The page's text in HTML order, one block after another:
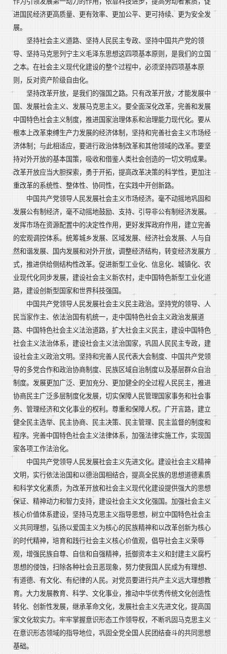
进国民经济更高质量、更有效率、更加公平、更可持续、更为安全发
展。
坚持社会主义道路、坚持人民民主专政、坚持中国共产党的领
导、坚持马克思列宁主义毛泽东思想这四项基本原则，是我们的立国
之本。在社会主义现代化建设的整个过程中，必须坚持四项基本原
则，反对资产阶级自由化。
坚持改革开放，是我们的强国之路。只有改革开放，才能发展中
国、发展社会主义、发展马克思主义。要全面深化改革，完善和发展
中国特色社会主义制度，推进国家治理体系和治理能力现代化。要从
根本上改革束缚生产力发展的经济体制，坚持和完善社会主义市场经
济体制；与此相适应，要进行政治体制改革和其他领域的改革。要坚
持对外开放的基本国策，吸收和借鉴人类社会创造的一切文明成果。
改革开放应当大胆探索，勇于开拓，提高改革决策的科学性，更加注
重改革的系统性、整体性、协同性，在实践中开创新路。
中国共产党领导人民发展社会主义市场经济。毫不动摇地巩固和
发展公有制经济，毫不动摇地鼓励、支持、引导非公有制经济发展。
发挥市场在资源配置中的决定性作用，更好发挥政府作用，建立完善
的宏观调控体系。统筹城乡发展、区域发展、经济社会发展、人与自
然和谐发展、国内发展和对外开放，调整经济结构，转变经济发展方
式，推进供给侧结构性改革。促进新型工业化、信息化、城镇化、农
业现代化同步发展，建设社会主义新农村，走中国特色新型工业化道
路，建设创新型国家和世界科技强国。
中国共产党领导人民发展社会主义民主政治。坚持党的领导、人
民当家作主、依法治国有机统一，走中国特色社会主义政治发展道
路、中国特色社会主义法治道路，扩大社会主义民主，建设中国特色
社会主义法治体系，建设社会主义法治国家，巩固人民民主专政，建
设社会主义政治文明。坚持和完善人民代表大会制度、中国共产党领
导的多党合作和政治协商制度、民族区域自治制度以及基层群众自治
制度。发展更加广泛、更加充分、更加健全的全过程人民民主，推进
协商民主广泛多层制度化发展，切实保障人民管理国家事务和社会事
务、管理经济和文化事业的权利。尊重和保障人权。广开言路，建立
健全民主选举、民主协商、民主决策、民主管理、民主监督的制度和
程序。完善中国特色社会主义法律体系，加强法律实施工作，实现国
家各项工作法治化。
中国共产党领导人民发展社会主义先进文化。建设社会主义精神
文明，实行依法治国和以德治国相结合，提高全民族的思想道德素质
和科学文化素质，为改革开放和社会主义现代化建设提供强大的思想
保证、精神动力和智力支持，建设社会主义文化强国。加强社会主义
核心价值体系建设，坚持马克思主义指导思想，树立中国特色社会主
义共同理想，弘扬以爱国主义为核心的民族精神和以改革创新为核心
的时代精神，培育和践行社会主义核心价值观，倡导社会主义荣辱
观，增强民族自尊、自信和自强精神，抵御资本主义和封建主义腐朽
思想的侵蚀，扫除各种社会丑恶现象，努力使我国人民成为有理想、
有道德、有文化、有纪律的人民。对党员要进行共产主义远大理想教
育。大力发展教育、科学、文化事业，推动中华优秀传统文化创造性
转化、创新性发展，继承革命文化，发展社会主义先进文化，提高国
家文化软实力。牢牢掌握意识形态工作领导权，不断巩固马克思主义
在意识形态领域的指导地位，巩固全党全国人民团结奋斗的共同思想
基础。